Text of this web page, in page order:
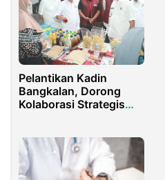
Pelantikan Kadin
Bangkalan, Dorong
Kolaborasi Strategis